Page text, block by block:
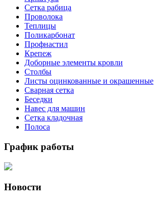
Сетка рабица
Проволока
Теплицы
Поликарбонат
Профнастил
Крепеж
Доборные элементы кровли
Столбы
Листы оцинкованные и окрашенные
Сварная сетка
Беседки
Навес для машин
Сетка кладочная
Полоса
График работы
Новости